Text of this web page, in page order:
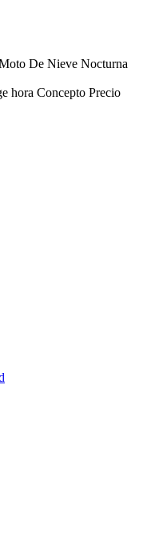
hora Concepto Precio